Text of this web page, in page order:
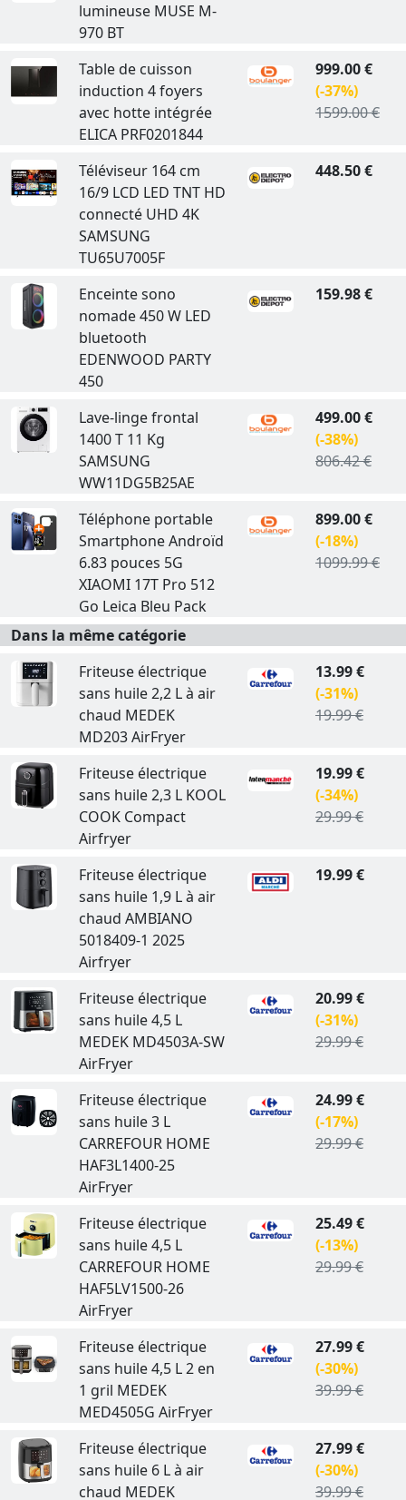
lumineuse MUSE M-
970 BT
Table de cuisson
induction 4 foyers
avec hotte intégrée
ELICA PRF0201844
999.00 €
(-37%)
1599.00 €
Téléviseur 164 cm
16/9 LCD LED TNT HD
connecté UHD 4K
SAMSUNG
TU65U7005F
448.50 €
Enceinte sono
nomade 450 W LED
bluetooth
EDENWOOD PARTY
450
159.98 €
Lave-linge frontal
1400 T 11 Kg
SAMSUNG
WW11DG5B25AE
499.00 €
(-38%)
806.42 €
Téléphone portable
Smartphone Androïd
6.83 pouces 5G
XIAOMI 17T Pro 512
Go Leica Bleu Pack
899.00 €
(-18%)
1099.99 €
Dans la même catégorie
Friteuse électrique
sans huile 2,2 L à air
chaud MEDEK
MD203 AirFryer
13.99 €
(-31%)
19.99 €
Friteuse électrique
sans huile 2,3 L KOOL
COOK Compact
Airfryer
19.99 €
(-34%)
29.99 €
Friteuse électrique
sans huile 1,9 L à air
chaud AMBIANO
5018409-1 2025
Airfryer
19.99 €
Friteuse électrique
sans huile 4,5 L
MEDEK MD4503A-SW
AirFryer
20.99 €
(-31%)
29.99 €
Friteuse électrique
sans huile 3 L
CARREFOUR HOME
HAF3L1400-25
AirFryer
24.99 €
(-17%)
29.99 €
Friteuse électrique
sans huile 4,5 L
CARREFOUR HOME
HAF5LV1500-26
AirFryer
25.49 €
(-13%)
29.99 €
Friteuse électrique
sans huile 4,5 L 2 en
1 gril MEDEK
MED4505G AirFryer
27.99 €
(-30%)
39.99 €
Friteuse électrique
sans huile 6 L à air
chaud MEDEK
27.99 €
(-30%)
39.99 €